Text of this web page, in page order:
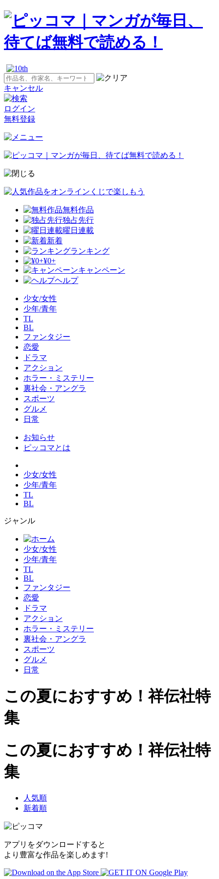
キャンセル
ログイン
無料登録
無料作品
独占先行
曜日連載
新着
ランキング
¥0+
キャンペーン
ヘルプ
少女/女性
少年/青年
TL
BL
ファンタジー
恋愛
ドラマ
アクション
ホラー・ミステリー
裏社会・アングラ
スポーツ
グルメ
日常
お知らせ
ピッコマとは
少女/女性
少年/青年
TL
BL
ジャンル
少女/女性
少年/青年
TL
BL
ファンタジー
恋愛
ドラマ
アクション
ホラー・ミステリー
裏社会・アングラ
スポーツ
グルメ
日常
この夏におすすめ！祥伝社特
集
この夏におすすめ！祥伝社特
集
人気順
新着順
アプリをダウンロードすると
より豊富な作品を楽しめます!